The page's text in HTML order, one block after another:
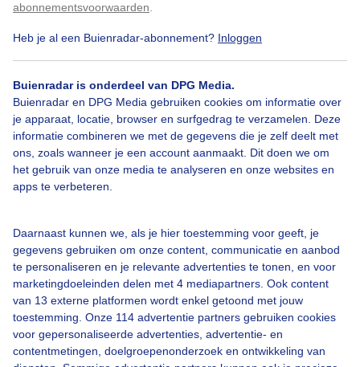
abonnementsvoorwaarden
Heb je al een Buienradar-abonnement? Inloggen
Buienradar is onderdeel van DPG Media.
Buienradar en DPG Media gebruiken cookies om informatie over
je apparaat, locatie, browser en surfgedrag te verzamelen. Deze
informatie combineren we met de gegevens die je zelf deelt met
ons, zoals wanneer je een account aanmaakt. Dit doen we om
het gebruik van onze media te analyseren en onze websites en
apps te verbeteren.
Daarnaast kunnen we, als je hier toestemming voor geeft, je
gegevens gebruiken om onze content, communicatie en aanbod
te personaliseren en je relevante advertenties te tonen, en voor
marketingdoeleinden delen met 4 mediapartners. Ook content
van 13 externe platformen wordt enkel getoond met jouw
toestemming. Onze 114 advertentie partners gebruiken cookies
voor gepersonaliseerde advertenties, advertentie- en
contentmetingen, doelgroepenonderzoek en ontwikkeling van
Bekijk slideshow
Over Buienradar